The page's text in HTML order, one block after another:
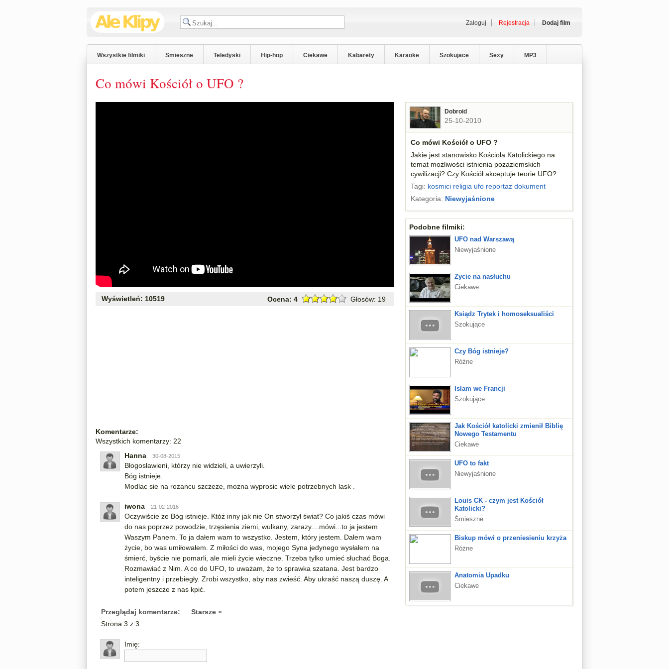
Zaloguj Rejestracja Dodaj film
Wszystkie filmiki Smieszne Teledyski Hip-hop Ciekawe Kabarety Karaoke Szokujace Sexy MP3
Co mówi Kościół o UFO ?
Wyświetleń: 10519 Ocena: 4 Głosów: 19
Komentarze:
Wszystkich komentarzy: 22
Hanna
30-08-2015
Błogosławieni, którzy nie widzieli, a uwierzyli.
Bóg istnieje.
Modlac sie na rozancu szczeze, mozna wyprosic wiele potrzebnych lask .
iwona 21-02-2016
Oczywiście że Bóg istnieje. Któż inny jak nie On stworzył świat? Co jakiś czas mówi
do nas poprzez powodzie, trzęsienia ziemi, wulkany, zarazy....mówi...to ja jestem
Waszym Panem. To ja dałem wam to wszystko. Jestem, który jestem. Dałem wam
życie, bo was umiłowałem. Z miłości do was, mojego Syna jedynego wysłałem na
śmierć, byście nie pomarli, ale mieli życie wieczne. Trzeba tylko umieć słuchać Boga.
Rozmawiać z Nim. A co do UFO, to uważam, że to sprawka szatana. Jest bardzo
inteligentny i przebiegły. Zrobi wszystko, aby nas zwieść. Aby ukraść naszą duszę. A
potem jeszcze z nas kpić.
Przeglądaj komentarze:
Starsze »
Strona 3 z 3
Imię:
Dobroid
25-10-2010
Co mówi Kościół o UFO ?
Jakie jest stanowisko Kościoła Katolickiego na
temat możliwości istnienia pozaziemskich
cywilizacji? Czy Kościół akceptuje teorie UFO?
Tagi: kosmici religia ufo reportaz dokument
Kategoria: Niewyjaśnione
Podobne filmiki:
UFO nad Warszawą
Niewyjaśnione
Życie na nasłuchu
Ciekawe
Ksiądz Trytek i homoseksualiści
Szokujące
Czy Bóg istnieje?
Różne
Islam we Francji
Szokujące
Jak Kościół katolicki zmienił Biblię
Nowego Testamentu
Ciekawe
UFO to fakt
Niewyjaśnione
Louis CK - czym jest Kościół
Katolicki?
Śmieszne
Biskup mówi o przeniesieniu krzyża
Różne
Anatomia Upadku
Ciekawe